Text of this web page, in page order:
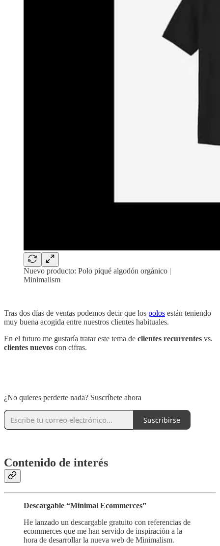
Nuevo producto: Polo piqué algodón orgánico |
Minimalism
Tras dos días de ventas podemos decir que los polos están teniendo
muy buena acogida entre nuestros clientes habituales.
En el futuro me gustaría tratar este tema de clientes recurrentes vs.
clientes nuevos con cifras.
¿No quieres perderte nada? Suscríbete ahora
Suscribirse
Contenido de interés
Descargable “Minimal Ecommerces”
He lanzado un descargable gratuito con referencias de
ecommerces que me han servido de inspiración a la
hora de desarrollar la nueva web de Minimalism.